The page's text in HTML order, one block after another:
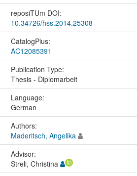
reposiTUm DOI:
10.34726/hss.2014.25308
CatalogPlus:
AC12085391
Publication Type:
Thesis - Diplomarbeit
Language:
German
Authors:
Maderitsch, Angelika
Advisor:
Streli, Christina